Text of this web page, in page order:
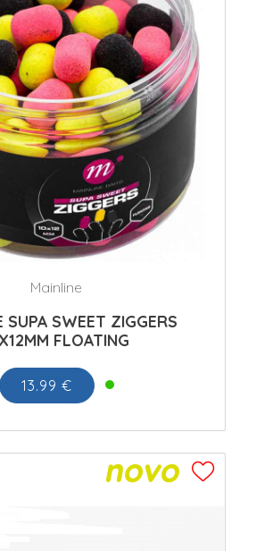
Mainline
SUPA SWEET ZIGGERS
FLOATING
13.99 €